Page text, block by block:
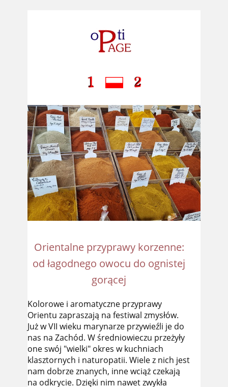
Orientalne przyprawy korzenne:
od łagodnego owocu do ognistej
gorącej
Kolorowe i aromatyczne przyprawy
Orientu zapraszają na festiwal zmysłów.
Już w VII wieku marynarze przywieźli je do
nas na Zachód. W średniowieczu przeżyły
one swój "wielki" okres w kuchniach
klasztornych i naturopatii. Wiele z nich jest
nam dobrze znanych, inne wciąż czekają
na odkrycie. Dzięki nim nawet zwykła